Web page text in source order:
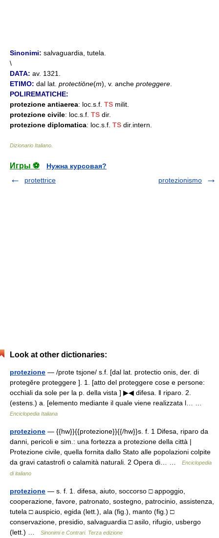
Sinonimi: salvaguardia, tutela.
\
DATA: av. 1321.
ETIMO: dal lat. protectiōne(m), v. anche proteggere.
POLIREMATICHE:
protezione antiaerea: loc.s.f. TS milit.
protezione civile: loc.s.f. TS dir.
protezione diplomatica: loc.s.f. TS dir.intern.
Dizionario Italiano
Игры ⚽
Нужна курсовая?
protettrice
protezionismo
Look at other dictionaries:
protezione — /prote tsjone/ s.f. [dal lat. protectio onis, der. di
protegĕre proteggere ]. 1. [atto del proteggere cose e persone:
occhiali da sole per la p. della vista ] ▶◀ difesa. ‖ riparo. 2.
(estens.) a. [elemento mediante il quale viene realizzata l… …
Enciclopedia Italiana
protezione — {{hw}}{{protezione}}{{/hw}}s. f. 1 Difesa, riparo da
danni, pericoli e sim.: una fortezza a protezione della città |
Protezione civile, quella fornita dallo Stato alle popolazioni colpite
da gravi catastrofi o calamità naturali. 2 Opera di… …
Enciclopedia
di italiano
protezione — s. f. 1. difesa, aiuto, soccorso □ appoggio,
cooperazione, favore, patronato, sostegno, patrocinio, assistenza,
tutela □ auspicio, egida (lett.), ala (fig.), manto (fig.) □
conservazione, presidio, salvaguardia □ asilo, rifugio, usbergo
(lett.) …
Sinonimi e Contrari. Terza edizione